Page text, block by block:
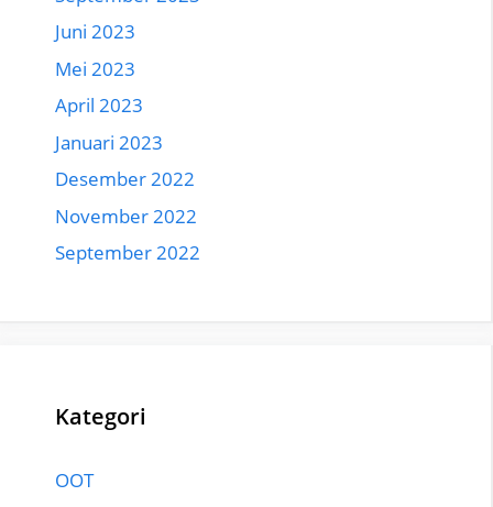
Juni 2023
Mei 2023
April 2023
Januari 2023
Desember 2022
November 2022
September 2022
Kategori
OOT